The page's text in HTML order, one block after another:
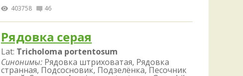
403758
46
Рядовка серая
Lat: Tricholoma portentosum
Синонимы: Рядовка штриховатая, Рядовка
странная, Подсосновик, Подзелёнка, Песочник